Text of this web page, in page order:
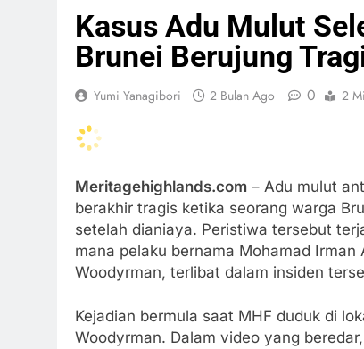
Kasus Adu Mulut
Brunei Berujung
Yumi Yanagibori 2 Bulan Ago 0 2
Meritagehighlands.com – Adu mulut
berakhir tragis ketika seorang warga
setelah dianiaya. Peristiwa tersebut
mana pelaku bernama Mohamad
Woodyrman, terlibat dalam insiden
Kejadian bermula saat MHF duduk di
Woodyrman. Dalam video yang